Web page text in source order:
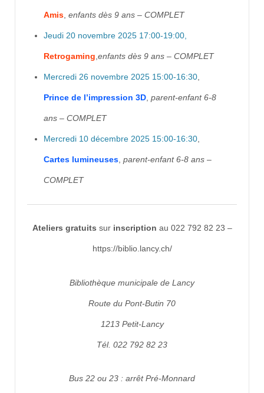
Amis, enfants dès 9 ans – COMPLET
Jeudi 20 novembre 2025 17:00-19:00,
Retrogaming,enfants dès 9 ans – COMPLET
Mercredi 26 novembre 2025 15:00-16:30,
Prince de l’impression 3D, parent-enfant 6-8
ans – COMPLET
Mercredi 10 décembre 2025 15:00-16:30,
Cartes lumineuses, parent-enfant 6-8 ans –
COMPLET
Ateliers gratuits sur inscription au 022 792 82 23 –
https://biblio.lancy.ch/
Bibliothèque municipale de Lancy
Route du Pont-Butin 70
1213 Petit-Lancy
Tél. 022 792 82 23
Bus 22 ou 23 : arrêt Pré-Monnard